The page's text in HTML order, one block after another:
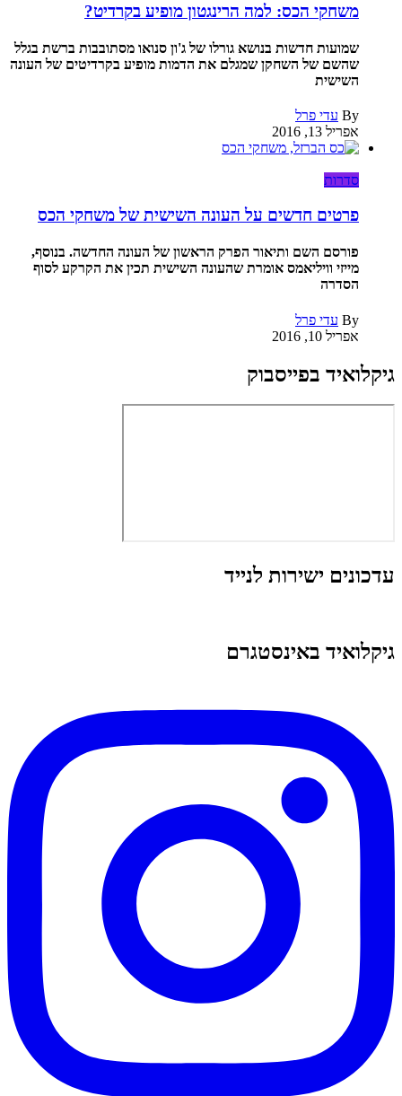
משחקי הכס: למה הרינגטון מופיע בקרדיט?
שמועות חדשות בנושא גורלו של ג'ון סנואו מסתובבות ברשת בגלל
שהשם של השחקן שמגלם את הדמות מופיע בקרדיטים של העונה
השישית
By עדי פרל
אפריל 13, 2016
סדרות
פרטים חדשים על העונה השישית של משחקי הכס
פורסם השם ותיאור הפרק הראשון של העונה החדשה. בנוסף,
מייזי וויליאמס אומרת שהעונה השישית תכין את הקרקע לסוף
הסדרה
By עדי פרל
אפריל 10, 2016
גיקלואיד בפייסבוק
עדכונים ישירות לנייד
גיקלואיד באינסטגרם